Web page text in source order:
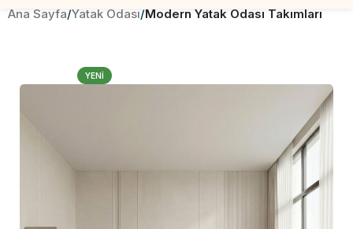
Ana Sayfa Yatak Odası Modern Yatak Odası Takımları
YENI